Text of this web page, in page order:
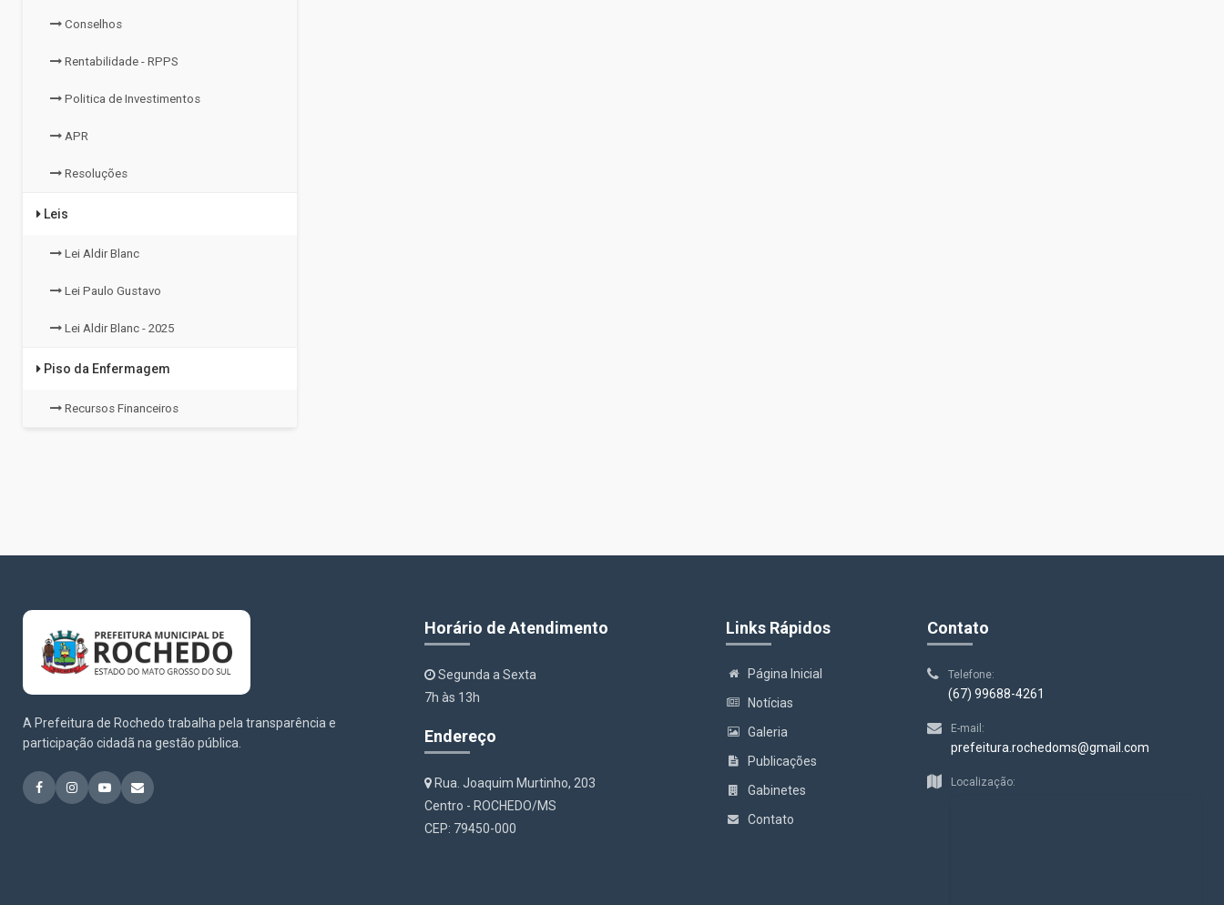
Conselhos
Rentabilidade - RPPS
Politica de Investimentos
APR
Resoluções
Leis
Lei Aldir Blanc
Lei Paulo Gustavo
Lei Aldir Blanc - 2025
Piso da Enfermagem
Recursos Financeiros
A Prefeitura de Rochedo trabalha pela transparência e
participação cidadã na gestão pública.
Horário de Atendimento
Segunda a Sexta
7h às 13h
Endereço
Rua. Joaquim Murtinho, 203
Centro - ROCHEDO/MS
CEP: 79450-000
Links Rápidos
Página Inicial
Notícias
Galeria
Publicações
Gabinetes
Contato
Contato
Telefone:
(67) 99688-4261
E-mail:
prefeitura.rochedoms@gmail.com
Localização: